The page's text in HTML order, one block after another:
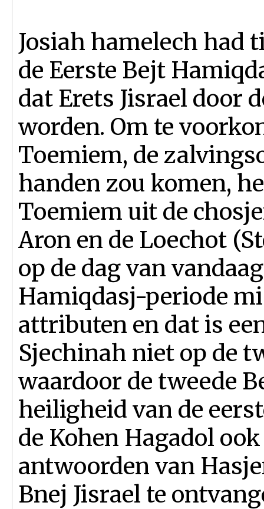
Josiah hamelech had
de Eerste Bejt
dat Erets Jisrael door
worden. Om te
Toemiem, de
handen zou komen,
Toemiem uit de
Aron en de Loechot
op de dag van
Hamiqdasj-periode
attributen en dat is
Sjechinah niet op de
waardoor de tweede
heiligheid van de
de Kohen Hagadol
antwoorden van
Bnej Jisrael te